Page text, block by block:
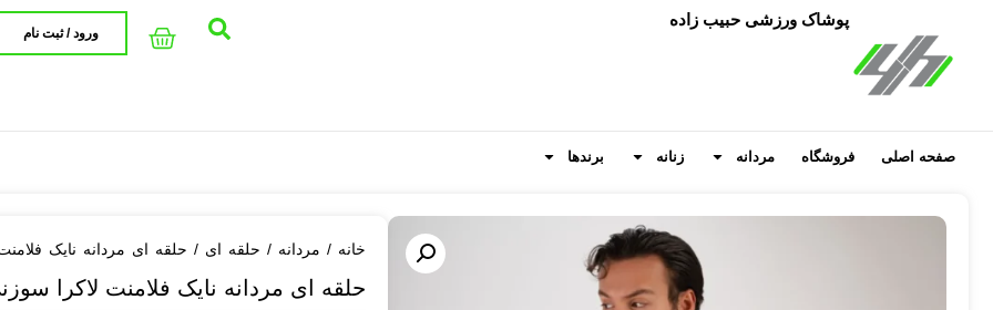
پوشاک ورزشی حبیب زاده
ورود / ثبت نام
صفحه اصلی فروشگاه مردانه زنانه برندها
خانه / مردانه / حلقه ای / حلقه ای مردانه نایک
حلقه ای مردانه نایک فلامنت لاکرا